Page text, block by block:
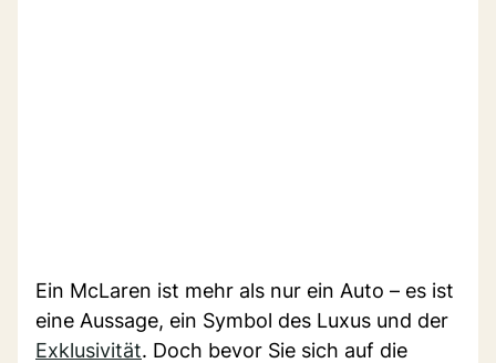
Ein McLaren ist mehr als nur ein Auto – es ist
eine Aussage, ein Symbol des Luxus und der
Exklusivität. Doch bevor Sie sich auf die